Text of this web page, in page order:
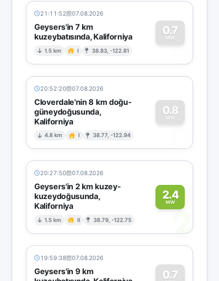
21:11:52 07.08.2026
Geysers'in 7 km
kuzeybatısında, Kaliforniya
1.5 km I 38.83, -122.81
0.7
MW
0
20:52:20 07.08.2026
Cloverdale'nin 8 km doğu-
güneydoğusunda,
Kaliforniya
4.8 km I 38.77, -122.94
0.8
MW
0
20:27:50 07.08.2026
Geysers'in 2 km kuzey-
kuzeydoğusunda,
Kaliforniya
1.5 km II 38.79, -122.75
2.4
MW
2
19:59:38 07.08.2026
Geysers'in 9 km
0.7